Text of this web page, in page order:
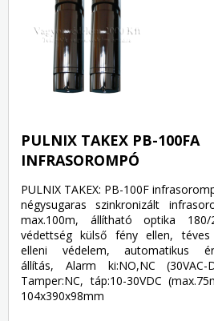
PULNIX TAKEX PB-100FA
INFRASOROMPÓ
PULNIX TAKEX: PB-100F
négysugaras szinkronizált
max.100m, állítható optika 180/
védettség külső fény ellen, téves
elleni védelem, automatikus
állítás, Alarm ki:NO,NC (30VAC-
Tamper:NC, táp:10-30VDC
104x390x98mm